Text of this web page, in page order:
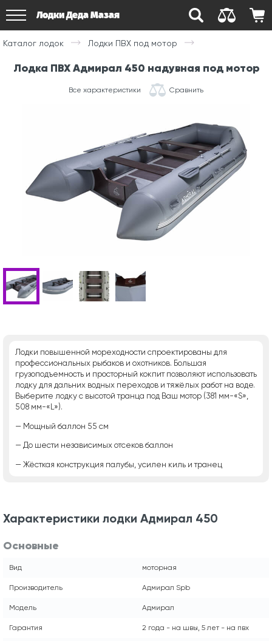
Лодки Деда Мазая
Каталог лодок Лодки ПВХ под мотор
Лодка ПВХ Адмирал 450 надувная под мотор
Все характеристики Сравнить
Лодки повышенной мореходности спроектированы для
профессиональных рыбаков и охотников. Большая
грузоподъемность и просторный кокпит позволяют использовать
лодку для дальних водных переходов и тяжёлых работ на воде.
Выберите лодку с высотой транца под Ваш мотор (381 мм-«S»,
508 мм-«L»).
— Мощный баллон 55 см
— До шести независимых отсеков баллон
— Жёсткая конструкция палубы, усилен киль и транец
Характеристики лодки Адмирал 450
Основные
Вид моторная
Производитель Адмирал Spb
Модель Адмирал
Гарантия 2 года - на швы, 5 лет - на пвх